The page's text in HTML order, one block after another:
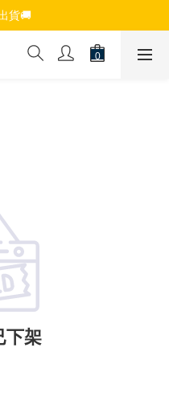
免運優惠
貨🚚
優惠通知
下架